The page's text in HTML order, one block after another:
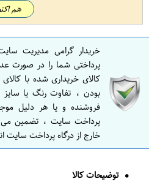
هم
خریدار گرامی مدیریت
پرداختی شما را در صورت
کالای خریداری شده با
بودن ، تفاوت رنگ یا
فروشنده و یا هر دلیل
پرداخت سایت ، تضمین می
خارج از درگاه پرداخت سایت
توضیحات کالا